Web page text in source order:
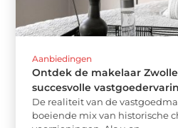
Aanbiedingen
Ontdek de makelaar
succesvolle
De realiteit van de
boeiende mix van historische